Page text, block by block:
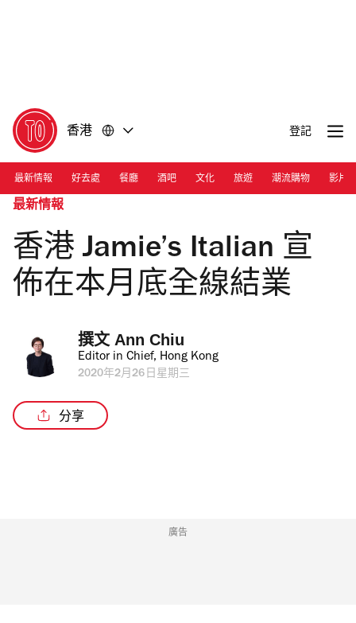
香港 登記
最新情報 好去處 餐廳 酒吧 文化 旅遊 潮流購物 影片
最新情報
香港 Jamie’s Italian 宣
佈在本月底全線結業
撰文 Ann Chiu
Editor in Chief, Hong Kong
2020年2月26日星期三
分享
廣告